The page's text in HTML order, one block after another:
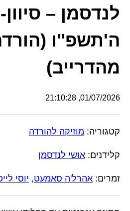
לנדסמן –
ה'תשפ"ו
מהדרייב)
01/07/2026, 21:10:28
קטגוריה: מוזיקה להורדה
קלידנים: אושי לנדסמן
זמרים: אהרל'ה סאמעט, יוסי